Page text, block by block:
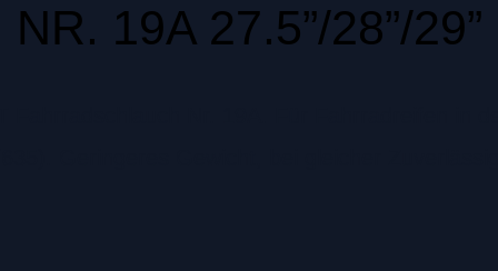
NR. 19A 27.5”/28”/29”